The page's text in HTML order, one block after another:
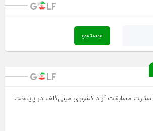
استارت مسابقات آزاد کشوری مینی‌گلف در پایتخت